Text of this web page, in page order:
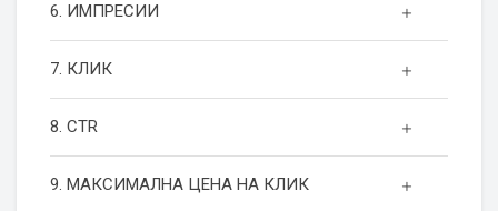
6. ИМПРЕСИИ
7. КЛИК
8. CTR
9. МАКСИМАЛНА ЦЕНА НА КЛИК